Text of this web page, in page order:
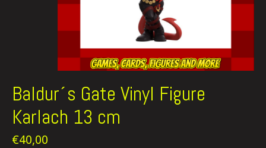
Baldur´s Gate Vinyl Figure
Karlach 13 cm
€40,00